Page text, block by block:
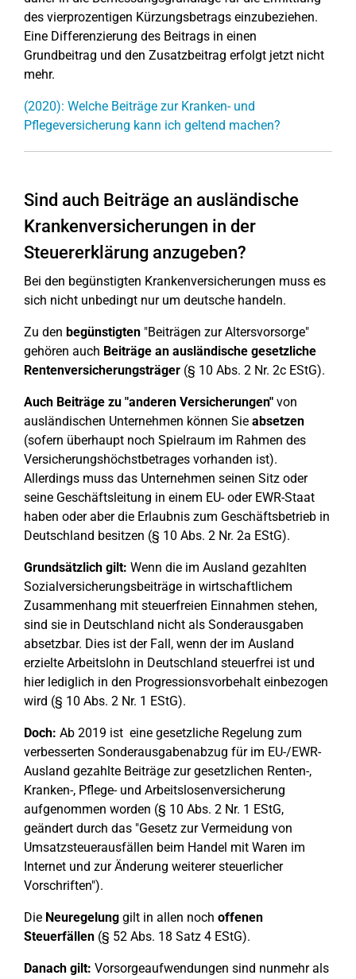
des vierprozentigen Kürzungsbetrags einzubeziehen.
Eine Differenzierung des Beitrags in einen
Grundbeitrag und den Zusatzbeitrag erfolgt jetzt nicht
mehr.
(2020): Welche Beiträge zur Kranken- und
Pflegeversicherung kann ich geltend machen?
Sind auch Beiträge an ausländische
Krankenversicherungen in der
Steuererklärung anzugeben?
Bei den begünstigten Krankenversicherungen muss es
sich nicht unbedingt nur um deutsche handeln.
Zu den begünstigten "Beiträgen zur Altersvorsorge"
gehören auch Beiträge an ausländische gesetzliche
Rentenversicherungsträger (§ 10 Abs. 2 Nr. 2c EStG).
Auch Beiträge zu "anderen Versicherungen" von
ausländischen Unternehmen können Sie absetzen
(sofern überhaupt noch Spielraum im Rahmen des
Versicherungshöchstbetrages vorhanden ist).
Allerdings muss das Unternehmen seinen Sitz oder
seine Geschäftsleitung in einem EU- oder EWR-Staat
haben oder aber die Erlaubnis zum Geschäftsbetrieb in
Deutschland besitzen (§ 10 Abs. 2 Nr. 2a EStG).
Grundsätzlich gilt: Wenn die im Ausland gezahlten
Sozialversicherungsbeiträge in wirtschaftlichem
Zusammenhang mit steuerfreien Einnahmen stehen,
sind sie in Deutschland nicht als Sonderausgaben
absetzbar. Dies ist der Fall, wenn der im Ausland
erzielte Arbeitslohn in Deutschland steuerfrei ist und
hier lediglich in den Progressionsvorbehalt einbezogen
wird (§ 10 Abs. 2 Nr. 1 EStG).
Doch: Ab 2019 ist eine gesetzliche Regelung zum
verbesserten Sonderausgabenabzug für im EU-/EWR-
Ausland gezahlte Beiträge zur gesetzlichen Renten-,
Kranken-, Pflege- und Arbeitslosenversicherung
aufgenommen worden (§ 10 Abs. 2 Nr. 1 EStG,
geändert durch das "Gesetz zur Vermeidung von
Umsatzsteuerausfällen beim Handel mit Waren im
Internet und zur Änderung weiterer steuerlicher
Vorschriften").
Die Neuregelung gilt in allen noch offenen
Steuerfällen (§ 52 Abs. 18 Satz 4 EStG).
Danach gilt: Vorsorgeaufwendungen sind nunmehr als